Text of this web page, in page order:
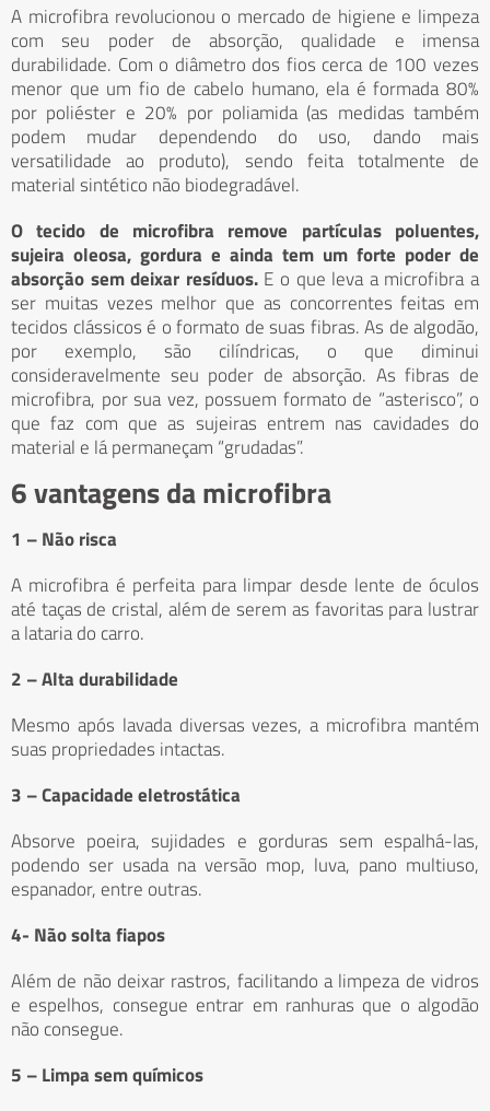
A microfibra revolucionou o mercado de higiene e limpeza
com seu poder de absorção, qualidade e imensa
durabilidade. Com o diâmetro dos fios cerca de 100 vezes
menor que um fio de cabelo humano, ela é formada 80%
por poliéster e 20% por poliamida (as medidas também
podem mudar dependendo do uso, dando mais
versatilidade ao produto), sendo feita totalmente de
material sintético não biodegradável.
O tecido de microfibra remove partículas poluentes,
sujeira oleosa, gordura e ainda tem um forte poder de
absorção sem deixar resíduos.E o que leva a microfibra a
ser muitas vezes melhor que as concorrentes feitas em
tecidos clássicos é o formato de suas fibras. As de algodão,
por exemplo, são cilíndricas, o que diminui
consideravelmente seu poder de absorção. As fibras de
microfibra, por sua vez, possuem formato de “asterisco”, o
que faz com que as sujeiras entrem nas cavidades do
material e lá permaneçam “grudadas”.
6 vantagens da microfibra
1 – Não risca
A microfibra é perfeita para limpar desde lente de óculos
até taças de cristal, além de serem as favoritas para lustrar
a lataria do carro.
2 – Alta durabilidade
Mesmo após lavada diversas vezes, a microfibra mantém
suas propriedades intactas.
3 – Capacidade eletrostática
Absorve poeira, sujidades e gorduras sem espalhá-las,
podendo ser usada na versão mop, luva, pano multiuso,
espanador, entre outras.
4- Não solta fiapos
Além de não deixar rastros, facilitando a limpeza de vidros
e espelhos, consegue entrar em ranhuras que o algodão
não consegue.
5 – Limpa sem químicos